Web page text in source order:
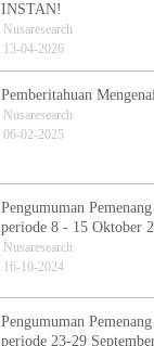
INSTAN!
Nusaresearch
13-04-2026
Pemberitahuan
Nusaresearch
06-02-2025
Pengumuman
periode 8 - 15 Oktober
Nusaresearch
16-10-2024
Pengumuman
periode 23-29